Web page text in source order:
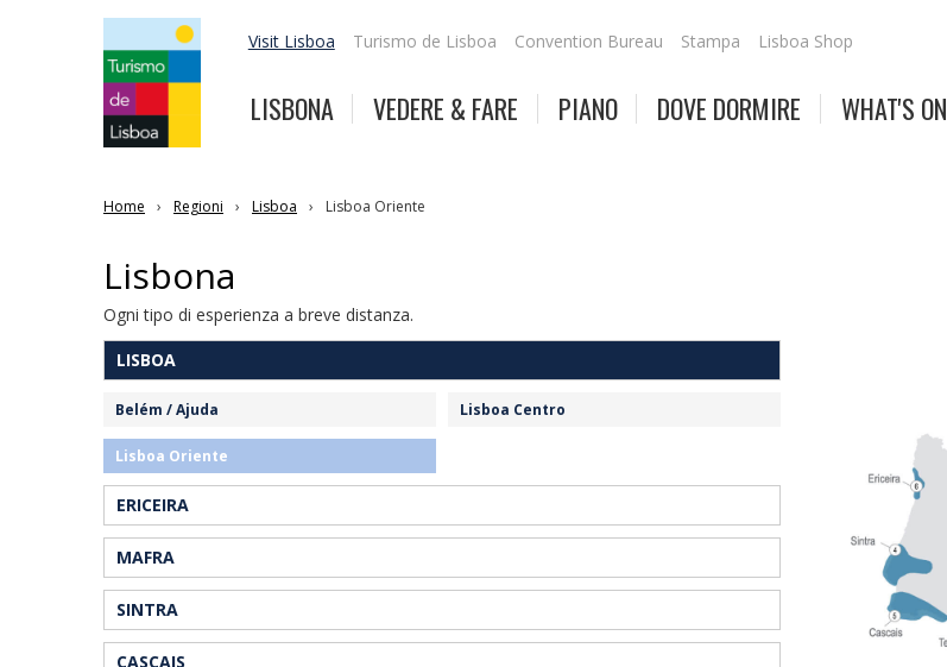
Visit Lisboa Turismo de Lisboa Convention Bureau Stampa Lisboa Shop
LISBONA VEDERE & FARE PIANO DOVE DORMIRE WHAT'S ON
Home Regioni Lisboa Lisboa Oriente
Lisbona
Ogni tipo di esperienza a breve distanza.
LISBOA
Belém / Ajuda Lisboa Centro
Lisboa Oriente
ERICEIRA
MAFRA
SINTRA
CASCAIS